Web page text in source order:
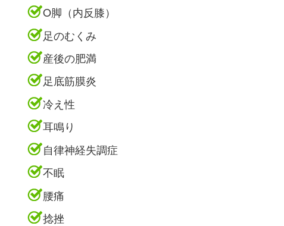
O脚（内反膝）
足のむくみ
産後の肥満
足底筋膜炎
冷え性
耳鳴り
自律神経失調症
不眠
腰痛
捻挫